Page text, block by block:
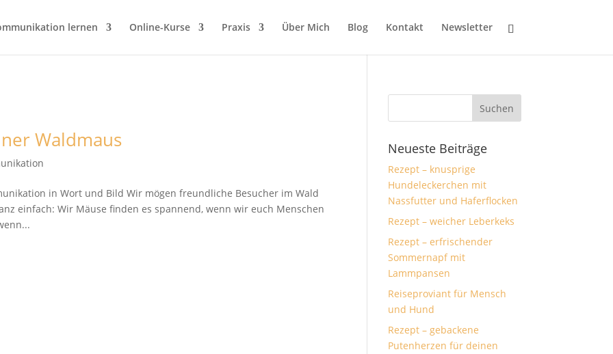
lernen Online-Kurse Praxis Über Mich Blog Kontakt Newsletter
Waldmaus
in Wort und Bild Wir mögen freundliche Besucher im Wald
einfach: Wir Mäuse finden es spannend, wenn wir euch Menschen
Neueste Beiträge
Rezept – knusprige
Hundeleckerchen mit
Nassfutter und Haferflocken
Rezept – weicher Leberkeks
Rezept – erfrischender
Sommernapf mit
Lammpansen
Reiseproviant für Mensch
und Hund
Rezept – gebackene
Putenherzen für deinen